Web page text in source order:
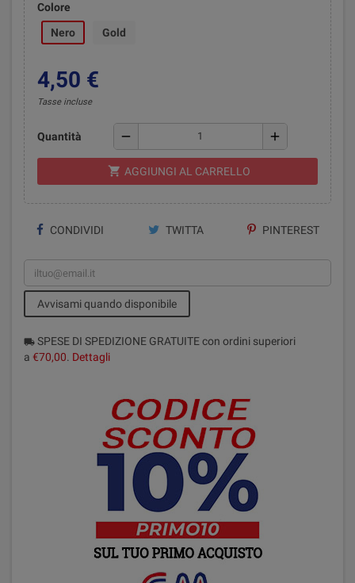
Colore
Nero
Gold
4,50 €
Tasse incluse
Quantità remove add
shopping_cart AGGIUNGI AL CARRELLO
CONDIVIDI TWITTA PINTEREST
Avvisami quando disponibile
local_shipping SPESE DI SPEDIZIONE GRATUITE con ordini superiori
a €70,00. Dettagli